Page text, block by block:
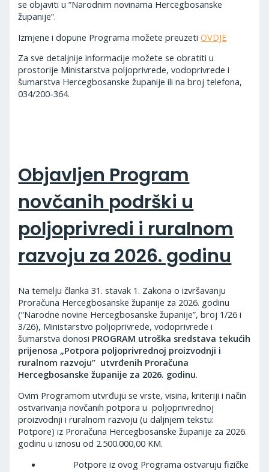
se objaviti u ”Narodnim novinama Hercegbosanske
županije”.
Izmjene i dopune Programa možete preuzetiOVDJE
Za sve detaljnije informacije možete se obratiti u
prostorije Ministarstva poljoprivrede, vodoprivrede i
šumarstva Hercegbosanske županije ili na broj telefona,
034/200-364.
Objavljen Program
novčanih podrški u
poljoprivredi i ruralnom
razvoju za 2026. godinu
Na temelju članka 31. stavak 1. Zakona o izvršavanju
Proračuna Hercegbosanske županije za 2026. godinu
(“Narodne novine Hercegbosanske županije”, broj 1/26 i
3/26), Ministarstvo poljoprivrede, vodoprivrede i
šumarstva donosi PROGRAM utroška sredstava tekućih
prijenosa „Potpora poljoprivrednoj proizvodnji i
ruralnom razvoju” utvrđenih Proračuna
Hercegbosanske županije za 2026. godinu.
Ovim Programom utvrđuju se vrste, visina, kriteriji i način
ostvarivanja novčanih potpora u poljoprivrednoj
proizvodnji i ruralnom razvoju (u daljnjem tekstu:
Potpore) iz Proračuna Hercegbosanske županije za 2026.
godinu u iznosu od 2.500.000,00 KM.
Potpore iz ovog Programa ostvaruju fizičke